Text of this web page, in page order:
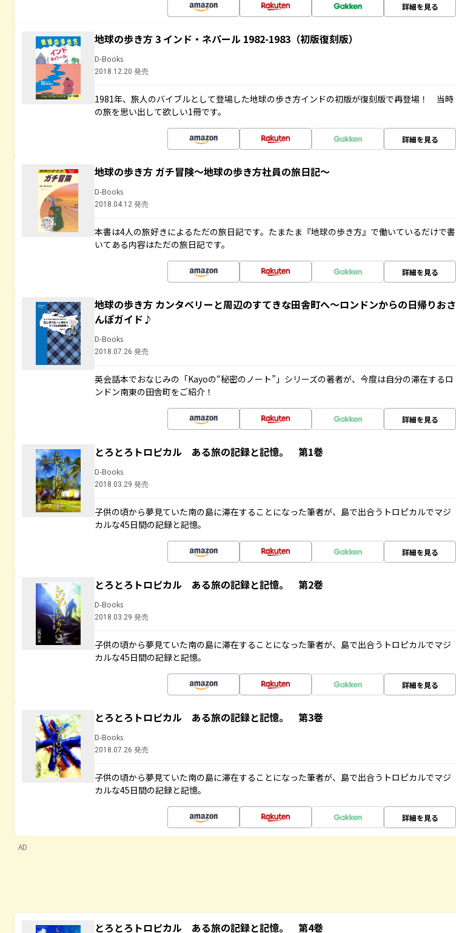
詳細を見る
地球の歩き方 3 インド・ネパール 1982-1983（初版復刻版）
D-Books
2018.12.20 発売
1981年、旅人のバイブルとして登場した地球の歩き方インドの初版が復刻版で再登場！ 当時
の旅を思い出して欲しい1冊です。
詳細を見る
地球の歩き方 ガチ冒険～地球の歩き方社員の旅日記～
D-Books
2018.04.12 発売
本書は4人の旅好きによるただの旅日記です。たまたま『地球の歩き方』で働いているだけで書
いてある内容はただの旅日記です。
詳細を見る
地球の歩き方 カンタベリーと周辺のすてきな田舎町へ～ロンドンからの日帰りおさ
んぽガイド♪
D-Books
2018.07.26 発売
英会話本でおなじみの「Kayoの“秘密のノート”」シリーズの著者が、今度は自分の滞在するロ
ンドン南東の田舎町をご紹介！
詳細を見る
とろとろトロピカル ある旅の記録と記憶。 第1巻
D-Books
2018.03.29 発売
子供の頃から夢見ていた南の島に滞在することになった筆者が、島で出合うトロピカルでマジ
カルな45日間の記録と記憶。
詳細を見る
とろとろトロピカル ある旅の記録と記憶。 第2巻
D-Books
2018.03.29 発売
子供の頃から夢見ていた南の島に滞在することになった筆者が、島で出合うトロピカルでマジ
カルな45日間の記録と記憶。
詳細を見る
とろとろトロピカル ある旅の記録と記憶。 第3巻
D-Books
2018.07.26 発売
子供の頃から夢見ていた南の島に滞在することになった筆者が、島で出合うトロピカルでマジ
カルな45日間の記録と記憶。
詳細を見る
AD
とろとろトロピカル ある旅の記録と記憶。 第4巻